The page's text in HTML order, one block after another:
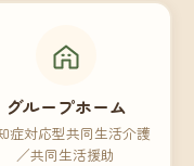
グループホーム
症対応型共同生活介護
／共同生活援助